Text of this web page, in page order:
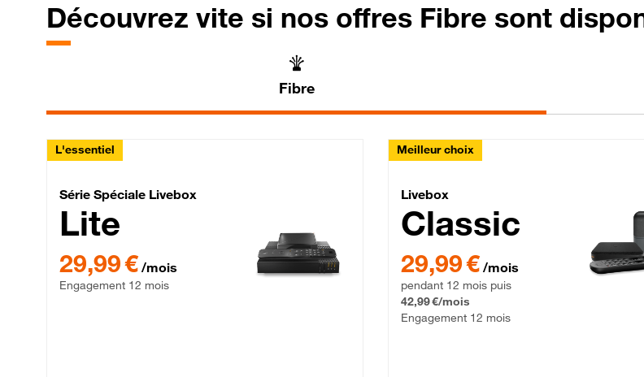
Découvrez vite si nos offres Fibre sont
Fibre
L'essentiel
Série Spéciale Livebox Lite Fibre
Série Spéciale Livebox
Lite
29,99 € par mois , Engagement 12 mois
29,99 € /mois
Engagement 12 mois
Meilleur choix
Livebox Classic
Livebox
Classic
29,99 € par mois pendant 12 mois puis 42,99
29,99 € /mois
pendant 12 mois puis
42,99 €/mois
Engagement 12 mois